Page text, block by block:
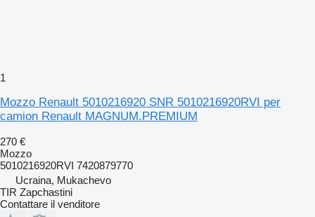
1
Mozzo Renault 5010216920 SNR 5010216920RVI per
camion Renault MAGNUM.PREMIUM
270 €
Mozzo
5010216920RVI 7420879770
Ucraina, Mukachevo
TIR Zapchastini
Contattare il venditore